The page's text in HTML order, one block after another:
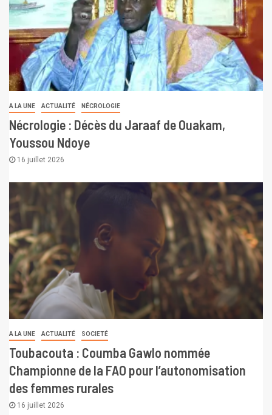
A LA UNE ACTUALITÉ NÉCROLOGIE
Nécrologie : Décès du Jaraaf de Ouakam,
Youssou Ndoye
16 juillet 2026
A LA UNE ACTUALITÉ SOCIETÉ
Toubacouta : Coumba Gawlo nommée
Championne de la FAO pour l’autonomisation
des femmes rurales
16 juillet 2026